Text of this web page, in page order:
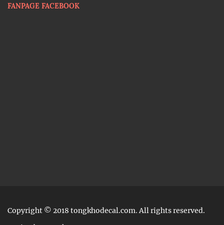
FANPAGE FACEBOOK
Copyright © 2018 tongkhodecal.com. All rights reserved.